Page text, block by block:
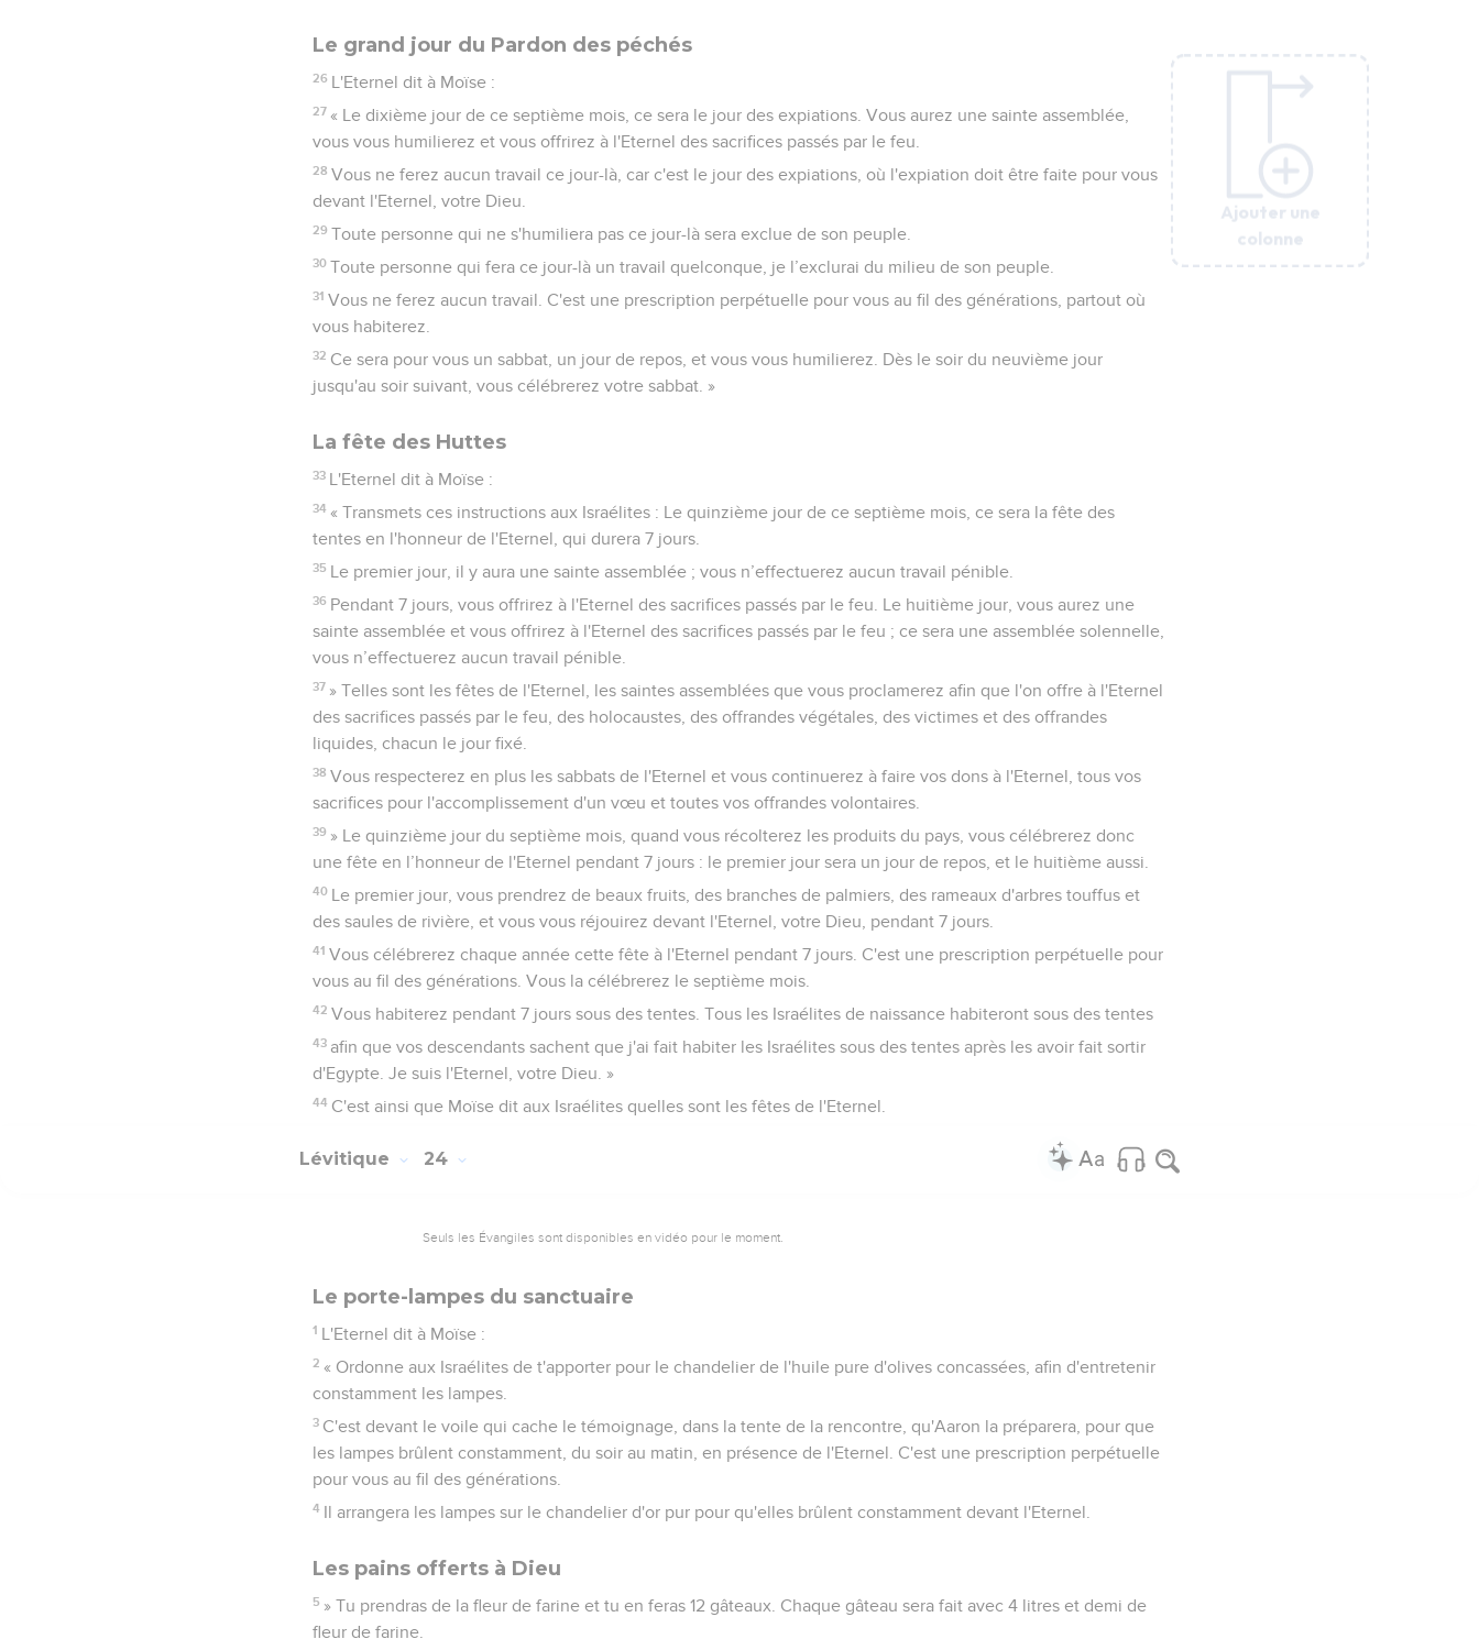
Ajouter une
colonne
Le grand jour du Pardon des péchés
26 L'Eternel dit à Moïse :
27 « Le dixième jour de ce septième mois, ce sera le jour des expiations. Vous aurez une sainte assemblée,
vous vous humilierez et vous offrirez à l'Eternel des sacrifices passés par le feu.
28 Vous ne ferez aucun travail ce jour-là, car c'est le jour des expiations, où l'expiation doit être faite pour vous
devant l'Eternel, votre Dieu.
29 Toute personne qui ne s'humiliera pas ce jour-là sera exclue de son peuple.
30 Toute personne qui fera ce jour-là un travail quelconque, je l’exclurai du milieu de son peuple.
31 Vous ne ferez aucun travail. C'est une prescription perpétuelle pour vous au fil des générations, partout où
vous habiterez.
32 Ce sera pour vous un sabbat, un jour de repos, et vous vous humilierez. Dès le soir du neuvième jour
jusqu'au soir suivant, vous célébrerez votre sabbat. »
La fête des Huttes
33 L'Eternel dit à Moïse :
34 « Transmets ces instructions aux Israélites : Le quinzième jour de ce septième mois, ce sera la fête des
tentes en l'honneur de l'Eternel, qui durera 7 jours.
35 Le premier jour, il y aura une sainte assemblée ; vous n’effectuerez aucun travail pénible.
36 Pendant 7 jours, vous offrirez à l'Eternel des sacrifices passés par le feu. Le huitième jour, vous aurez une
sainte assemblée et vous offrirez à l'Eternel des sacrifices passés par le feu ; ce sera une assemblée solennelle,
vous n’effectuerez aucun travail pénible.
37 » Telles sont les fêtes de l'Eternel, les saintes assemblées que vous proclamerez afin que l'on offre à l'Eternel
des sacrifices passés par le feu, des holocaustes, des offrandes végétales, des victimes et des offrandes
liquides, chacun le jour fixé.
38 Vous respecterez en plus les sabbats de l'Eternel et vous continuerez à faire vos dons à l'Eternel, tous vos
sacrifices pour l'accomplissement d'un vœu et toutes vos offrandes volontaires.
39 » Le quinzième jour du septième mois, quand vous récolterez les produits du pays, vous célébrerez donc
une fête en l’honneur de l'Eternel pendant 7 jours : le premier jour sera un jour de repos, et le huitième aussi.
40 Le premier jour, vous prendrez de beaux fruits, des branches de palmiers, des rameaux d'arbres touffus et
des saules de rivière, et vous vous réjouirez devant l'Eternel, votre Dieu, pendant 7 jours.
41 Vous célébrerez chaque année cette fête à l'Eternel pendant 7 jours. C'est une prescription perpétuelle pour
vous au fil des générations. Vous la célébrerez le septième mois.
42 Vous habiterez pendant 7 jours sous des tentes. Tous les Israélites de naissance habiteront sous des tentes
43 afin que vos descendants sachent que j'ai fait habiter les Israélites sous des tentes après les avoir fait sortir
d'Egypte. Je suis l'Eternel, votre Dieu. »
44 C'est ainsi que Moïse dit aux Israélites quelles sont les fêtes de l'Eternel.
Ajouter une
colonne
Lévitique 24
Seuls les Évangiles sont disponibles en vidéo pour le moment.
Le porte-lampes du sanctuaire
1 L'Eternel dit à Moïse :
2 « Ordonne aux Israélites de t'apporter pour le chandelier de l'huile pure d'olives concassées, afin d'entretenir
constamment les lampes.
3 C'est devant le voile qui cache le témoignage, dans la tente de la rencontre, qu'Aaron la préparera, pour que
les lampes brûlent constamment, du soir au matin, en présence de l'Eternel. C'est une prescription perpétuelle
pour vous au fil des générations.
4 Il arrangera les lampes sur le chandelier d'or pur pour qu'elles brûlent constamment devant l'Eternel.
Les pains offerts à Dieu
5 » Tu prendras de la fleur de farine et tu en feras 12 gâteaux. Chaque gâteau sera fait avec 4 litres et demi de
fleur de farine.
Ajouter une
colonne
Ajouter une
colonne
Ajouter une
colonne